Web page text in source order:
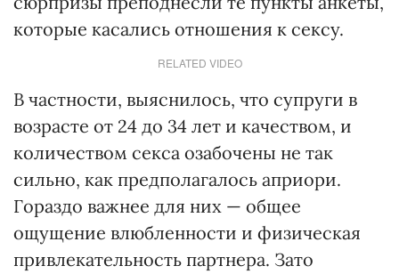
которые касались отношения к сексу.
RELATED VIDEO
В частности, выяснилось, что супруги в
возрасте от 24 до 34 лет и качеством, и
количеством секса озабочены не так
сильно, как предполагалось априори.
Гораздо важнее для них — общее
ощущение влюбленности и физическая
привлекательность партнера. Зато